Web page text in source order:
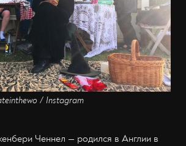
/ Instagram
Ченнел — родился в Англии в